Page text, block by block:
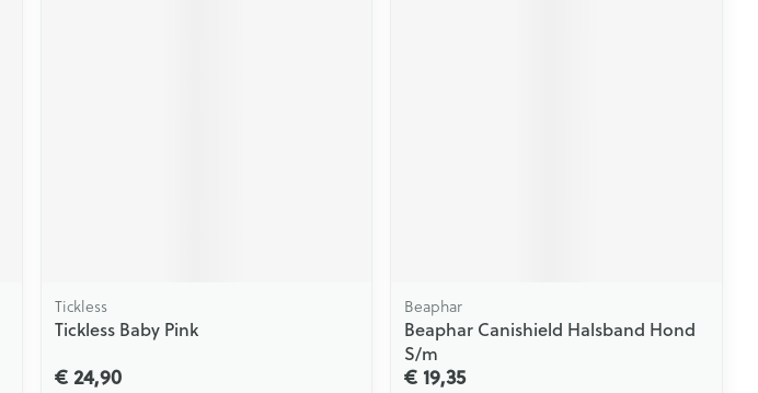
Tickless
Tickless Baby Pink
€ 24,90
Beaphar
Beaphar Canishield Halsband Hond
S/m
€ 19,35